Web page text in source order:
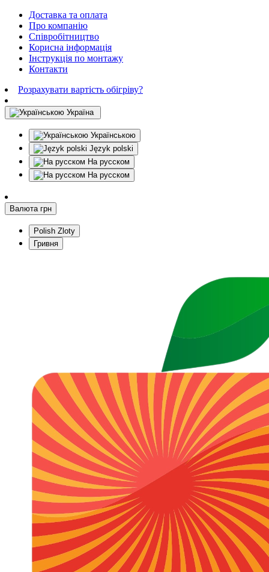
Доставка та оплата
Про компанію
Співробітництво
Корисна інформація
Інструкція по монтажу
Контакти
Розрахувати вартість обігріву?
Україна
Українською
Język polski
На русском
На русском
Валюта грн
Polish Zloty
Гривня